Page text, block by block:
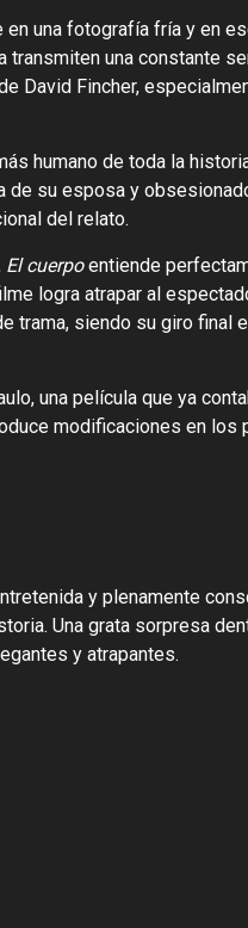
una fotografía fría y en
transmiten una constante
David Fincher,
humano de toda la
su esposa y
del relato.
El cuerpoentiende
logra atrapar al
trama, siendo su giro final
una película que ya
modificaciones en los
y plenamente
Una grata sorpresa
y atrapantes.